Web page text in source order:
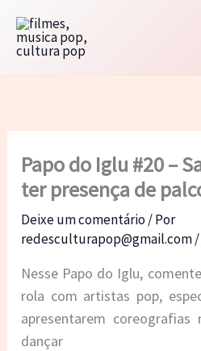
para
Papo do Iglu #20 –
ter presença de
Deixe um comentário/ Por
redesculturapop@gmail.com
Nesse Papo do Iglu,
rola com artistas pop,
apresentarem
dançar